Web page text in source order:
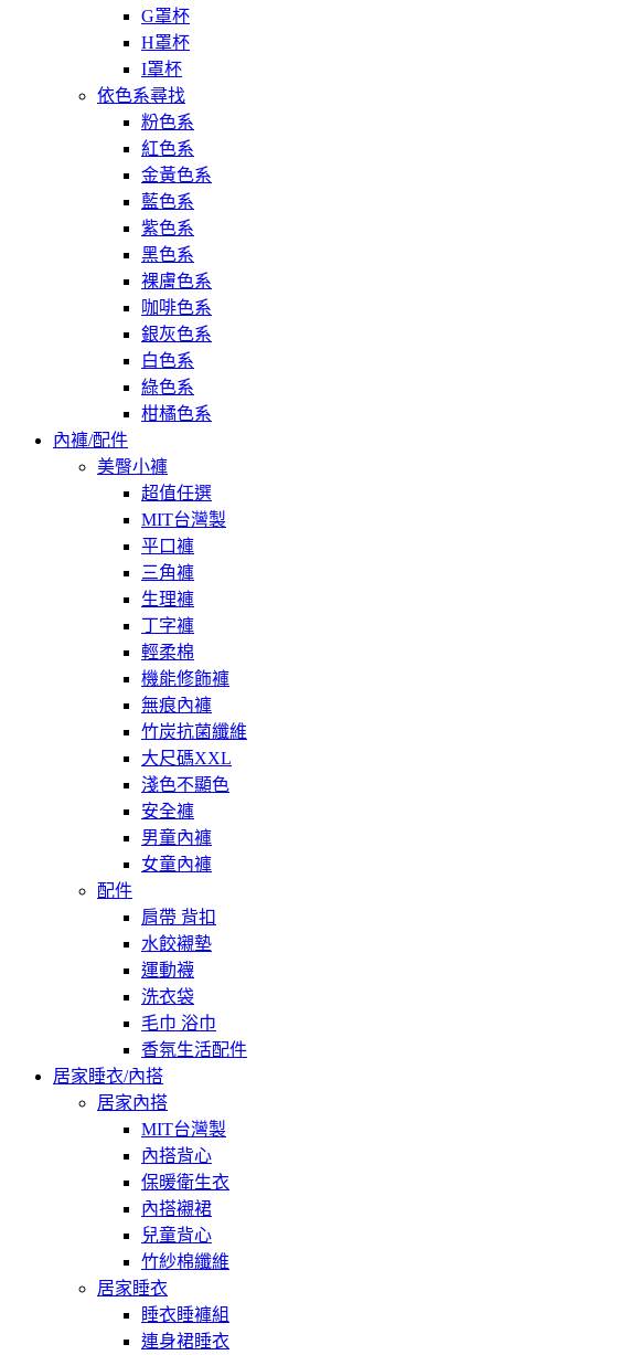
G罩杯
H罩杯
I罩杯
依色系尋找
粉色系
紅色系
金黃色系
藍色系
紫色系
黑色系
裸膚色系
咖啡色系
銀灰色系
白色系
綠色系
柑橘色系
內褲/配件
美臀小褲
超值任選
MIT台灣製
平口褲
三角褲
生理褲
丁字褲
輕柔棉
機能修飾褲
無痕內褲
竹炭抗菌纖維
大尺碼XXL
淺色不顯色
安全褲
男童內褲
女童內褲
配件
肩帶 背扣
水餃襯墊
運動襪
洗衣袋
毛巾 浴巾
香氛生活配件
居家睡衣/內搭
居家內搭
MIT台灣製
內搭背心
保暖衛生衣
內搭襯裙
兒童背心
竹紗棉纖維
居家睡衣
睡衣睡褲組
連身裙睡衣